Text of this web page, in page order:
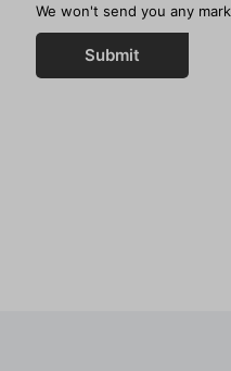
We won't send you any
Submit